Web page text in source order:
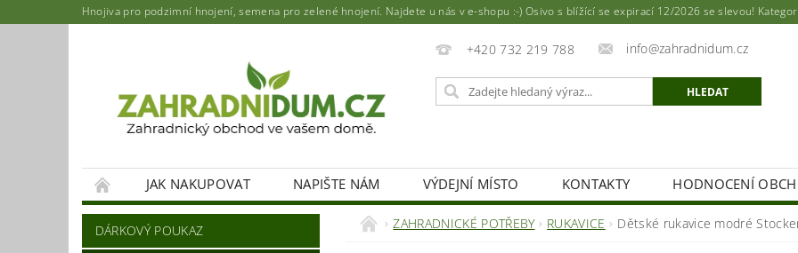
Hnojiva pro podzimní hnojení, semena pro zelené hnojení. Najdete u nás v e-shopu :-) Osivo s blížící se expirací 12/2026 se slevou! Kategorie
+420 732 219 788 info@zahradnidum.cz
JAK NAKUPOVAT NAPIŠTE NÁM VÝDEJNÍ MÍSTO KONTAKTY HODNOCENÍ
DÁRKOVÝ POUKAZ ZAHRADNICKÉ POTŘEBY RUKAVICE Dětské rukavice modré